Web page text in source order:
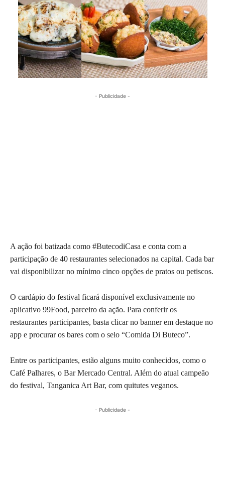
- Publicidade -
A ação foi batizada como #ButecodiCasa e conta com a
participação de 40 restaurantes selecionados na capital. Cada bar
vai disponibilizar no mínimo cinco opções de pratos ou petiscos.
O cardápio do festival ficará disponível exclusivamente no
aplicativo 99Food, parceiro da ação. Para conferir os
restaurantes participantes, basta clicar no banner em destaque no
app e procurar os bares com o selo “Comida Di Buteco”.
Entre os participantes, estão alguns muito conhecidos, como o
Café Palhares, o Bar Mercado Central. Além do atual campeão
do festival, Tanganica Art Bar, com quitutes veganos.
- Publicidade -